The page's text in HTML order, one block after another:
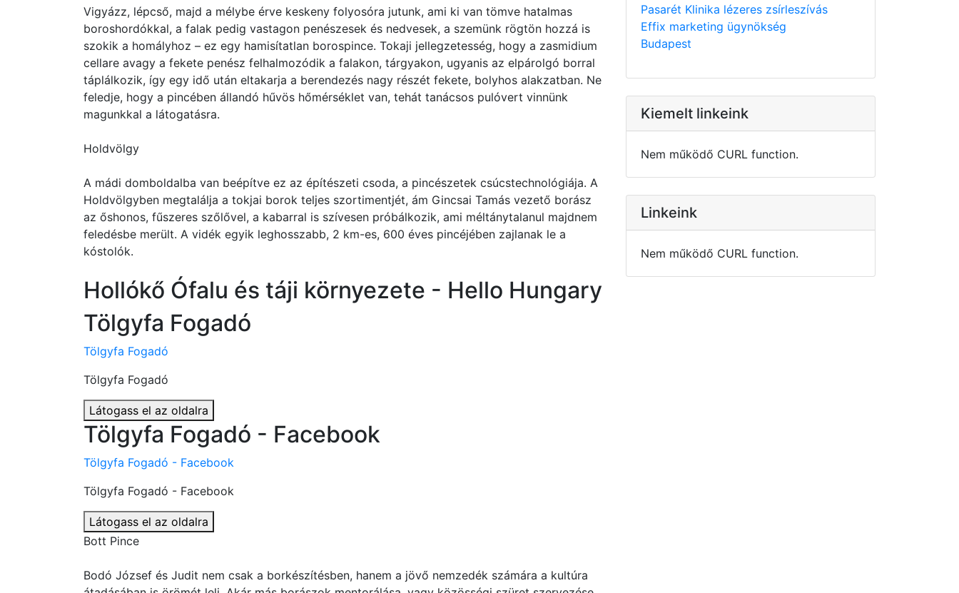
Vigyázz, lépcső, majd a mélybe érve keskeny folyosóra jutunk, ami ki van tömve hatalmas
boroshordókkal, a falak pedig vastagon penészesek és nedvesek, a szemünk rögtön hozzá is
szokik a homályhoz – ez egy hamisítatlan borospince. Tokaji jellegzetesség, hogy a zasmidium
cellare avagy a fekete penész felhalmozódik a falakon, tárgyakon, ugyanis az elpárolgó borral
táplálkozik, így egy idő után eltakarja a berendezés nagy részét fekete, bolyhos alakzatban. Ne
feledje, hogy a pincében állandó hűvös hőmérséklet van, tehát tanácsos pulóvert vinnünk
magunkkal a látogatásra.
Holdvölgy
A mádi domboldalba van beépítve ez az építészeti csoda, a pincészetek csúcstechnológiája. A
Holdvölgyben megtalálja a tokjai borok teljes szortimentjét, ám Gincsai Tamás vezető borász
az őshonos, fűszeres szőlővel, a kabarral is szívesen próbálkozik, ami méltánytalanul majdnem
feledésbe merült. A vidék egyik leghosszabb, 2 km-es, 600 éves pincéjében zajlanak le a
kóstolók.
Hollókő Ófalu és táji környezete - Hello Hungary
Tölgyfa Fogadó
Tölgyfa Fogadó
Tölgyfa Fogadó
Látogass el az oldalra
Tölgyfa Fogadó - Facebook
Tölgyfa Fogadó - Facebook
Tölgyfa Fogadó - Facebook
Látogass el az oldalra
Bott Pince
Bodó József és Judit nem csak a borkészítésben, hanem a jövő nemzedék számára a kultúra
Pasarét Klinika lézeres zsírleszívás
Effix marketing ügynökség
Budapest
Kiemelt linkeink
Nem működő CURL function.
Linkeink
Nem működő CURL function.